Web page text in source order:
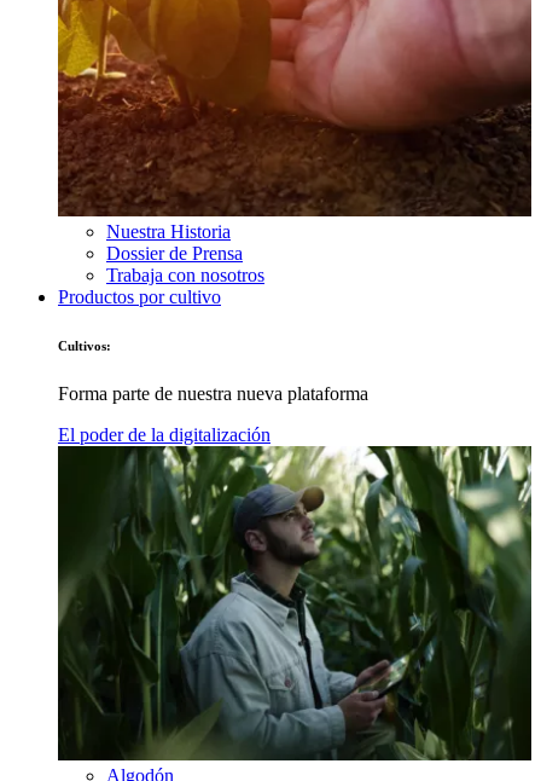
Nuestra Historia
Dossier de Prensa
Trabaja con nosotros
Productos por cultivo
Cultivos:
Forma parte de nuestra nueva plataforma
El poder de la digitalización
Algodón